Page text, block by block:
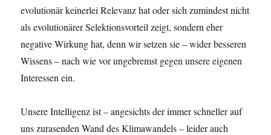
evolutionär keinerlei Relevanz hat oder sich zumindest nicht
als evolutionärer Selektionsvorteil zeigt, sondern eher
negative Wirkung hat, denn wir setzen sie – wider besseren
Wissens – nach wie vor ungebremst gegen unsere eigenen
Interessen ein.
Unsere Intelligenz ist – angesichts der immer schneller auf
uns zurasenden Wand des Klimawandels – leider auch